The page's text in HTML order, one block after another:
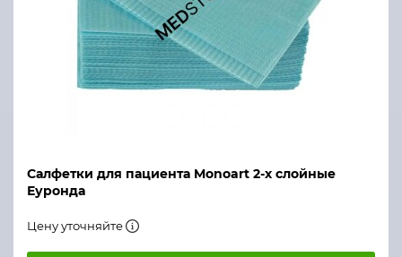
Салфетки для пациента Monoart 2-х слойные
Еуронда
Цену уточняйте